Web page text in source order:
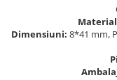
Dimensiuni: 8*41 mm,